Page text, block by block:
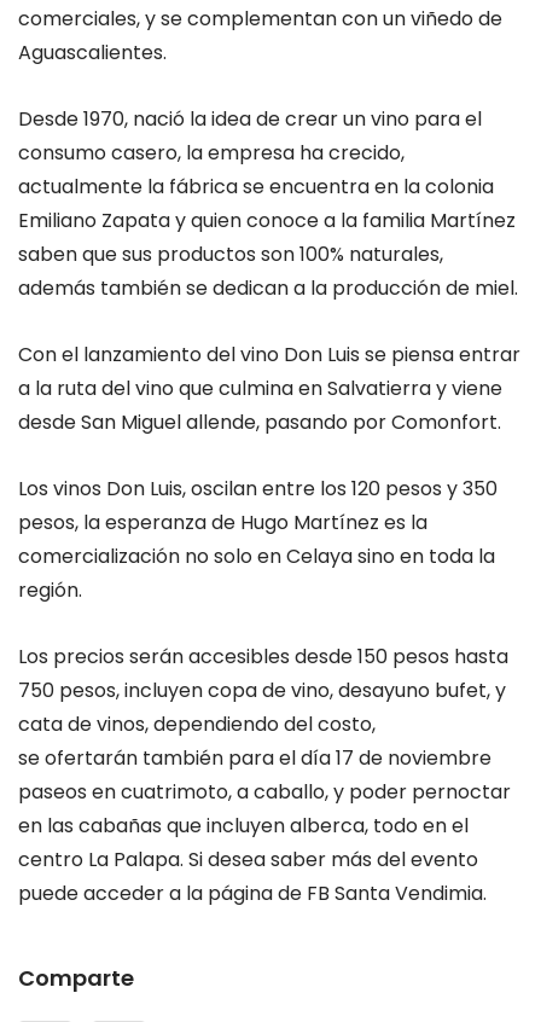
comerciales, y se complementan con un viñedo de
Aguascalientes.
Desde 1970, nació la idea de crear un vino para el
consumo casero, la empresa ha crecido,
actualmente la fábrica se encuentra en la colonia
Emiliano Zapata y quien conoce a la familia Martínez
saben que sus productos son 100% naturales,
además también se dedican a la producción de miel.
Con el lanzamiento del vino Don Luis se piensa entrar
a la ruta del vino que culmina en Salvatierra y viene
desde San Miguel allende, pasando por Comonfort.
Los vinos Don Luis, oscilan entre los 120 pesos y 350
pesos, la esperanza de Hugo Martínez es la
comercialización no solo en Celaya sino en toda la
región.
Los precios serán accesibles desde 150 pesos hasta
750 pesos, incluyen copa de vino, desayuno bufet, y
cata de vinos, dependiendo del costo,
se ofertarán también para el día 17 de noviembre
paseos en cuatrimoto, a caballo, y poder pernoctar
en las cabañas que incluyen alberca, todo en el
centro La Palapa. Si desea saber más del evento
puede acceder a la página de FB Santa Vendimia.
Comparte